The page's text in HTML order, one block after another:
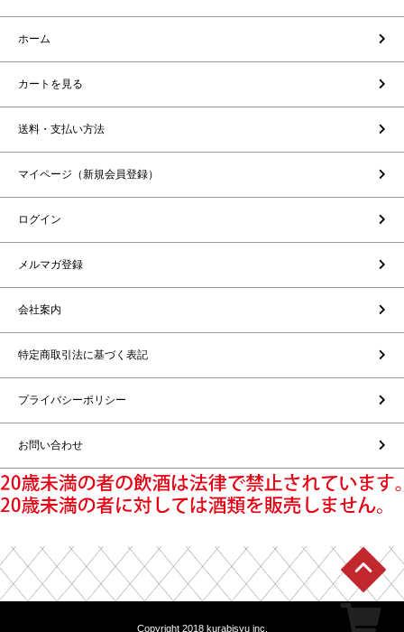
ホーム
カートを見る
送料・支払い方法
マイページ（新規会員登録）
ログイン
メルマガ登録
会社案内
特定商取引法に基づく表記
プライバシーポリシー
お問い合わせ
Copyright 2018 kurabisyu inc.